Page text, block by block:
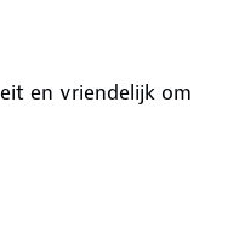
en vriendelijk om